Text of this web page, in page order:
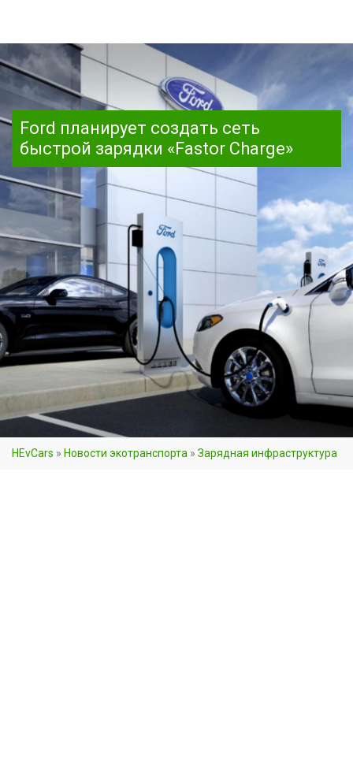
Ford планирует создать сеть
быстрой зарядки «Fastor Charge»
HEvCars » Новости экотранспорта » Зарядная инфраструктура